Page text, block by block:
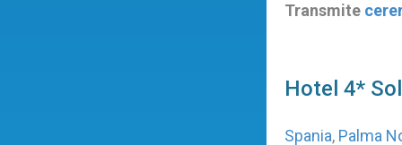
Transmite
Hotel 4*
Spania, Palma